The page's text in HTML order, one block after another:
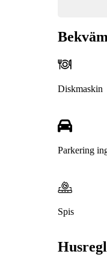
Diskmaskin
Parkering
Spis